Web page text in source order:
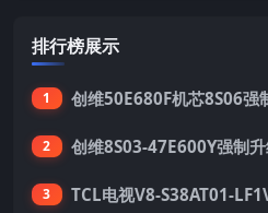
排行榜展示
1 创维50E680F机芯8S06强
2 创维8S03-47E600Y强制
3